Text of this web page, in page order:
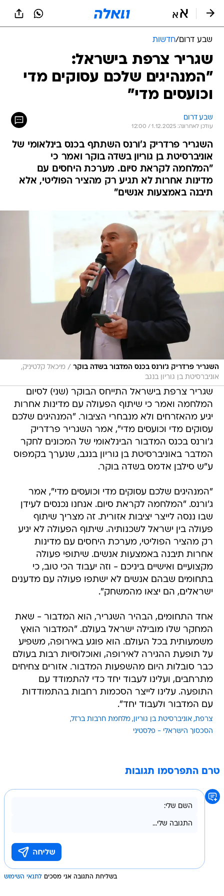
שבע דרום/חדשות
שגריר צרפת בישראל:
"המנהיגים שלכם עסוקים מדי
וכועסים מדי"
שבע דרום
עודכן לאחרונה: 1.12.2025 / 12:00
השגריר פרדריק ג'ורנס השתתף בכנס בינלאומי של
אוניברסיטת בן גוריון בשדה בוקר ואמר כי
"המלחמה לקראת סיום. מערכת היחסים עם
מדינות אחרות לא תגיע רק מהציר הפוליטי, אלא
תיבנה באמצעות אנשים"
השגריר פרדריק ג'ורנס בכנס המדבור בשדה בוקר / מיכאל קלטיניק,
אוניברסיטת בן גוריון בנגב
שגריר צרפת בישראל התייחס הבוקר (שני) לסיום
המלחמה ואמר כי שיתוף הפעולה עם מדינות אחרות
יגיע מהאזרחים ולא מנבחרי הציבור. "המנהיגים שלכם
עסוקים מדי וכועסים מדי", אמר השגריר פרדריק
ג'ורנס בכנס המדבור הבינלאומי של המכונים לחקר
המדבר באוניברסיטת בן גוריון בנגב, שנערך בקמפוס
ע"ש סילבן אדמס בשדה בוקר.
"המנהיגים שלכם עסוקים מדי וכועסים מדי", אמר
ג'ורנס. "המלחמה לקראת סיום. אנחנו נכנסים לעידן
שבו ננסה לייצר יציבות אזורית. זה מצריך שיתוף
פעולה בין ישראל לשכנותיה. שיתוף הפעולה לא יגיע
רק מהציר הפוליטי, מערכת היחסים עם מדינות
אחרות תיבנה באמצעות אנשים. שיתופי פעולה
מקצועיים ואישיים ביניכם - וזה יעבוד הכי טוב, כי
בתחומים שבהם אנשים לא ישתפו פעולה עם מדענים
ישראלים, הם יצאו מהמשחק".
אחד התחומים, הבהיר השגריר, הוא המדבור - שאת
המחקר שלו מובילה ישראל בעולם. "המדבור הואץ
משמעותית בכל העולם. הוא פוגע באירופה, משפיע
על תופעת ההגירה לאירופה, ואוכלוסיות רבות בעולם
כבר סובלות היום מהשפעות המדבור. אזורים צחיחים
מתרחבים, ועלינו לעבוד יחד כדי להתמודד עם
התופעה. עלינו לייצר הסכמות רחבות בהתמודדות
עם המדבור ולעבוד יחד".
צרפת אוניברסיטת בן גוריון מלחמת חרבות ברזל
הסכסוך הישראלי - פלסטיני
טרם התפרסמו תגובות
בשליחת התגובה אני מסכים לתנאי השימוש